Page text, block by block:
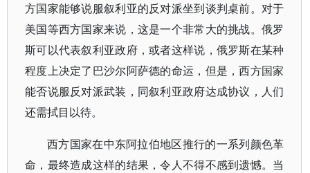
方国家能够说服叙利亚的反对派坐到谈判桌前。对于
美国等西方国家来说，这是一个非常大的挑战。俄罗
斯可以代表叙利亚政府，或者这样说，俄罗斯在某种
程度上决定了巴沙尔阿萨德的命运，但是，西方国家
能否说服反对派武装，同叙利亚政府达成协议，人们
还需拭目以待。
西方国家在中东阿拉伯地区推行的一系列颜色革
命，最终造成这样的结果，令人不得不感到遗憾。当